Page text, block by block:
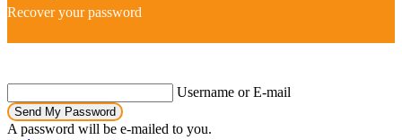
Recover your password
Username or E-mail
Send My Password
A password will be e-mailed to you.